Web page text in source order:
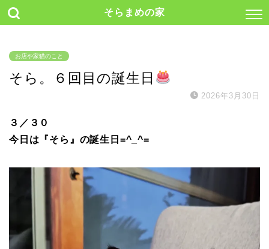
そらまめの家
お店や家猫のこと
そら。６回目の誕生日
2026年3月30日
３／３０
今日は『そら』の誕生日=^_^=